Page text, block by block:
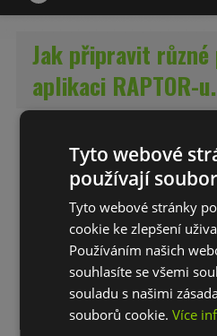
Jak připravit
aplikaci RAPTOR-u.
Jak připravit holý kov
RAPTOR-u?
Jak připravit chrom pro
Jak připravit hliník pro
Jak připravit plast pro
Tyto webové
používají
Tyto webové stránky
cookie ke zlepšení
Používáním našich
souhlasíte se všemi
souladu s našimi
souborů cookie.Více